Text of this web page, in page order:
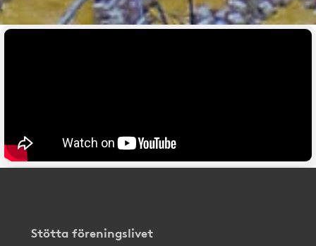
Stötta föreningslivet